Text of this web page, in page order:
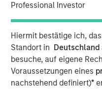
Professional Investor
Hiermit bestätige ich,
Standort in Deutschland
besuche, auf eigene
Voraussetzungen eines
nachstehend definiert)*
outsourced clinical
in the U.S. With 1,200+
is the leading provider of
extracorporeal membrane
intraoperative
perfusion services